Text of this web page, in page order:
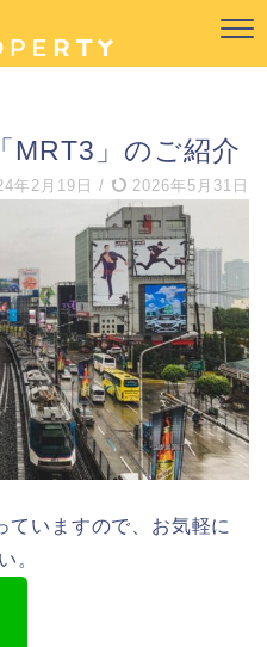
MRT3」のご紹介
年2月19日 / 2026年5月31日
ていますので、お気軽に
。